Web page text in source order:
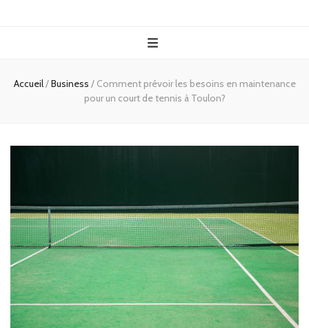
Accueil/Business / Comment prévoir les besoins en maintenance
pour un court de tennis à Toulon?